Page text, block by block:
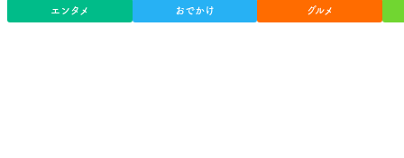
エンタメ おでかけ グルメ